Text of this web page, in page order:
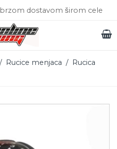
dostavom širom cele
/ Rucice menjaca / Rucica